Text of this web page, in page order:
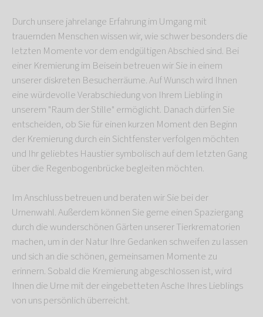
Durch unsere jahrelange Erfahrung im Umgang mit
trauernden Menschen wissen wir, wie schwer besonders die
letzten Momente vor dem endgültigen Abschied sind. Bei
einer Kremierung im Beisein betreuen wir Sie in einem
unserer diskreten Besucherräume. Auf Wunsch wird Ihnen
eine würdevolle Verabschiedung von Ihrem Liebling in
unserem "Raum der Stille" ermöglicht. Danach dürfen Sie
entscheiden, ob Sie für einen kurzen Moment den Beginn
der Kremierung durch ein Sichtfenster verfolgen möchten
und Ihr geliebtes Haustier symbolisch auf dem letzten Gang
über die Regenbogenbrücke begleiten möchten.
Im Anschluss betreuen und beraten wir Sie bei der
Urnenwahl. Außerdem können Sie gerne einen Spaziergang
durch die wunderschönen Gärten unserer Tierkrematorien
machen, um in der Natur Ihre Gedanken schweifen zu lassen
und sich an die schönen, gemeinsamen Momente zu
erinnern. Sobald die Kremierung abgeschlossen ist, wird
Ihnen die Urne mit der eingebetteten Asche Ihres Lieblings
von uns persönlich überreicht.